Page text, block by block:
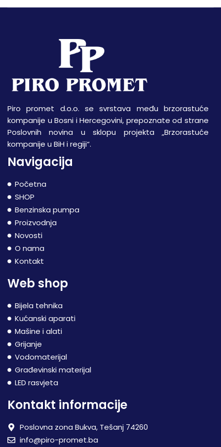
Piro promet d.o.o. se svrstava među brzorastuće
kompanije u Bosni i Hercegovini, prepoznate od strane
Poslovnih novina u sklopu projekta „Brzorastuće
kompanije u BiH i regiji“.
Navigacija
Početna
SHOP
Benzinska pumpa
Proizvodnja
Novosti
O nama
Kontakt
Web shop
Bijela tehnika
Kućanski aparati
Mašine i alati
Grijanje
Vodomaterijal
Građevinski materijal
LED rasvjeta
Kontakt informacije
Poslovna zona Bukva, Tešanj 74260
info@piro-promet.ba